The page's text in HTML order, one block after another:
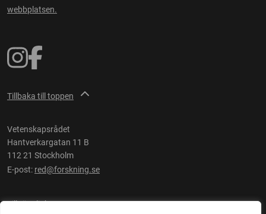
webbplatsen.
Tillbaka till toppen
Vetenskapsrådet
Hantverkargatan 11 B
112 21 Stockholm
E-post: red@forskning.se
Tillgänglighet